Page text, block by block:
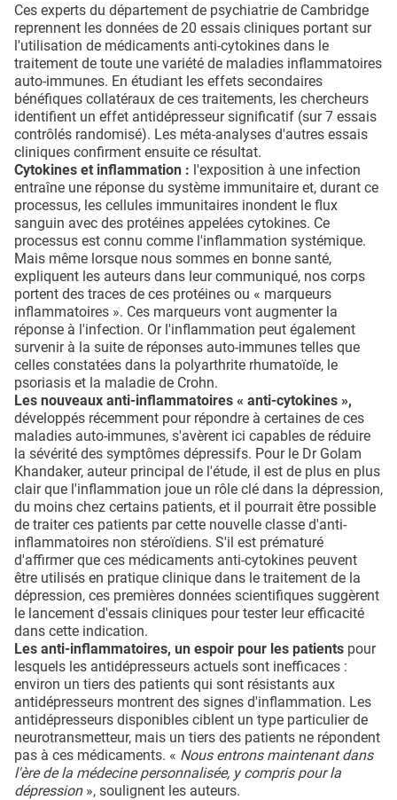
Ces experts du département de psychiatrie de Cambridge
reprennent les données de 20 essais cliniques portant sur
l'utilisation de médicaments anti-cytokines dans le
traitement de toute une variété de maladies inflammatoires
auto-immunes. En étudiant les effets secondaires
bénéfiques collatéraux de ces traitements, les chercheurs
identifient un effet antidépresseur significatif (sur 7 essais
contrôlés randomisé). Les méta-analyses d'autres essais
cliniques confirment ensuite ce résultat.
Cytokines et inflammation : l'exposition à une infection
entraîne une réponse du système immunitaire et, durant ce
processus, les cellules immunitaires inondent le flux
sanguin avec des protéines appelées cytokines. Ce
processus est connu comme l'inflammation systémique.
Mais même lorsque nous sommes en bonne santé,
expliquent les auteurs dans leur communiqué, nos corps
portent des traces de ces protéines ou « marqueurs
inflammatoires ». Ces marqueurs vont augmenter la
réponse à l'infection. Or l'inflammation peut également
survenir à la suite de réponses auto-immunes telles que
celles constatées dans la polyarthrite rhumatoïde, le
psoriasis et la maladie de Crohn.
Les nouveaux anti-inflammatoires « anti-cytokines »,
développés récemment pour répondre à certaines de ces
maladies auto-immunes, s'avèrent ici capables de réduire
la sévérité des symptômes dépressifs. Pour le Dr Golam
Khandaker, auteur principal de l'étude, il est de plus en plus
clair que l'inflammation joue un rôle clé dans la dépression,
du moins chez certains patients, et il pourrait être possible
de traiter ces patients par cette nouvelle classe d'anti-
inflammatoires non stéroïdiens. S'il est prématuré
d'affirmer que ces médicaments anti-cytokines peuvent
être utilisés en pratique clinique dans le traitement de la
dépression, ces premières données scientifiques suggèrent
le lancement d'essais cliniques pour tester leur efficacité
dans cette indication.
Les anti-inflammatoires, un espoir pour les patients pour
lesquels les antidépresseurs actuels sont inefficaces :
environ un tiers des patients qui sont résistants aux
antidépresseurs montrent des signes d'inflammation. Les
antidépresseurs disponibles ciblent un type particulier de
neurotransmetteur, mais un tiers des patients ne répondent
pas à ces médicaments. « Nous entrons maintenant dans
l'ère de la médecine personnalisée, y compris pour la
dépression », soulignent les auteurs.